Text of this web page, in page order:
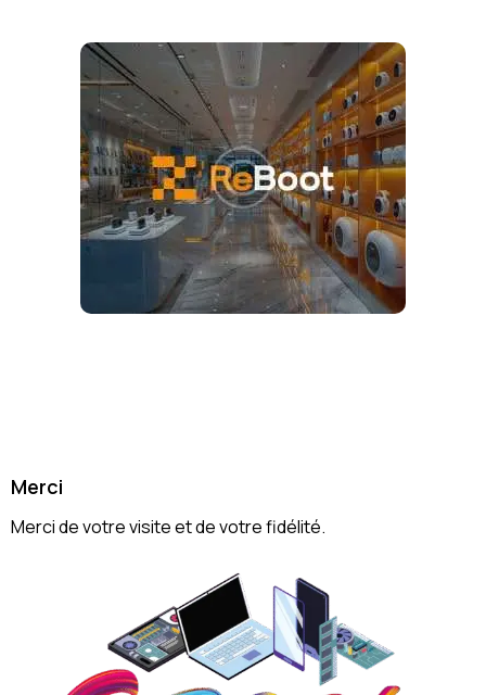
Merci
Merci de votre visite et de votre fidélité.